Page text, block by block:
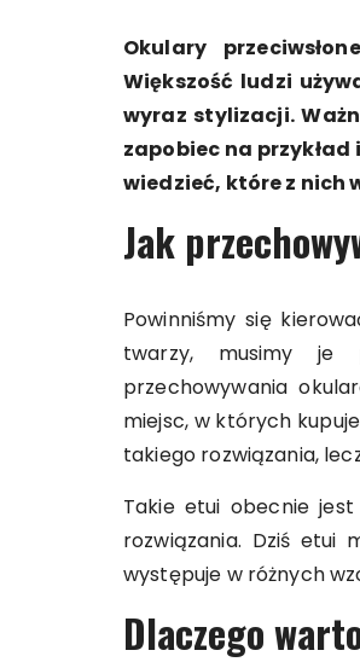
Okulary
Większość ludzi
wyraz stylizacji.
zapobiec na
wiedzieć, które z nich
Jak
Powinniśmy się
twarzy, musimy je
przechowywania
miejsc, w których
takiego rozwiązania,
Takie etui obecnie
rozwiązania. Dziś etui
występuje w różnych
Dlaczego